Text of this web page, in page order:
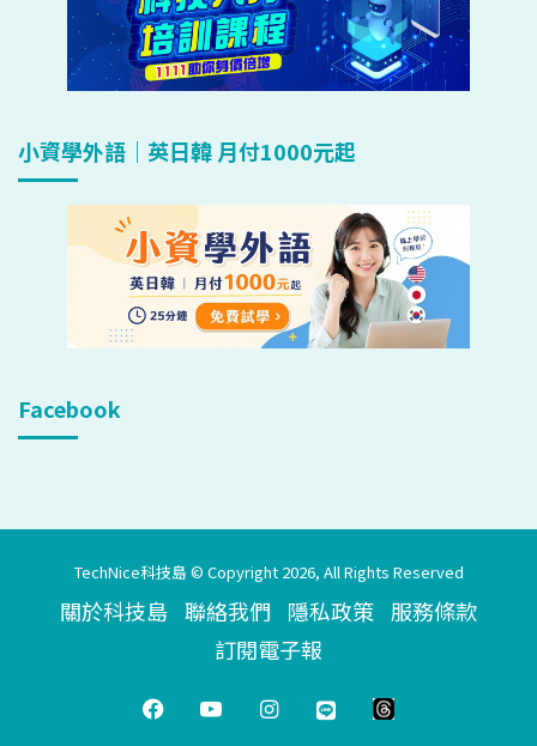
小資學外語｜英日韓 月付1000元起
Facebook
TechNice科技島 © Copyright 2026, All Rights Reserved
關於科技島 聯絡我們 隱私政策 服務條款
訂閱電子報